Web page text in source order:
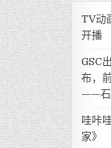
TV动
开播
GSC
布，
——石
哇咔
家》